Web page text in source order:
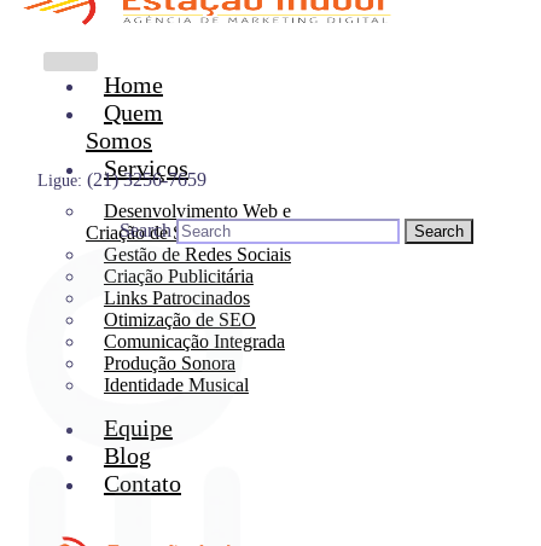
Home
Quem
Somos
Serviços
Desenvolvimento Web e
Criação de Site
Gestão de Redes Sociais
Criação Publicitária
Links Patrocinados
Otimização de SEO
Comunicação Integrada
Produção Sonora
Identidade Musical
Equipe
Blog
Contato
Ligue: (21) 3256-7659
Search